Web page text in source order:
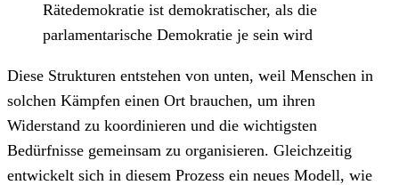
Rätedemokratie ist demokratischer, als die
parlamentarische Demokratie je sein wird
Diese Strukturen entstehen von unten, weil Menschen in
solchen Kämpfen einen Ort brauchen, um ihren
Widerstand zu koordinieren und die wichtigsten
Bedürfnisse gemeinsam zu organisieren. Gleichzeitig
entwickelt sich in diesem Prozess ein neues Modell, wie